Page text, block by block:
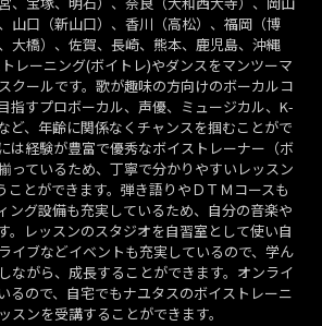
山口（新山口）、香川（高松）、福岡（博
大橋）、佐賀、長崎、熊本、鹿児島、沖縄
トレーニング(ボイトレ)やダンスをマンツーマ
クールです。歌が趣味の方向けのボーカルコ
指すプロボーカル、声優、ミュージカル、K-
ど、年齢に関係なくチャンスを掴むことがで
は経験が豊富で優秀なボイストレーナー（ボ
っているため、丁寧で分かりやすいレッスン
ことができます。弾き語りやＤＴＭコースも
ング設備も充実しているため、自分の音楽や
。レッスンのスタジオを自習室として使い自
イブなどイベントも充実しているので、学ん
ながら、成長することができます。オンライ
るので、自宅でもナユタスのボイストレーニ
スンを受講することができます。